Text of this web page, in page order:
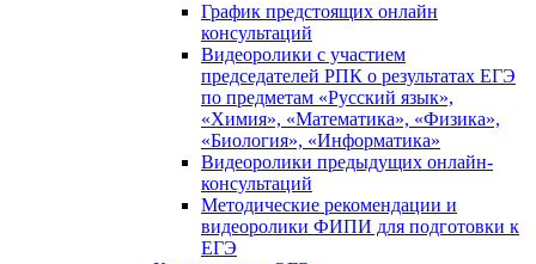
График предстоящих онлайн
консультаций
Видеоролики с участием
председателей РПК о результатах ЕГЭ
по предметам «Русский язык»,
«Химия», «Математика», «Физика»,
«Биология», «Информатика»
Видеоролики предыдущих онлайн-
консультаций
Методические рекомендации и
видеоролики ФИПИ для подготовки к
ЕГЭ